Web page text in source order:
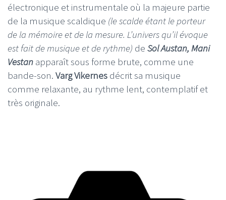
électronique et instrumentale où la majeure partie
de la musique scaldique (le scalde étant le porteur
de la mémoire et de la mesure. L’univers qu’il évoque
est fait de musique et de rythme) de Sol Austan, Mani
Vestan apparaît sous forme brute, comme une
bande-son. Varg Vikernes décrit sa musique
comme relaxante, au rythme lent, contemplatif et
très originale.